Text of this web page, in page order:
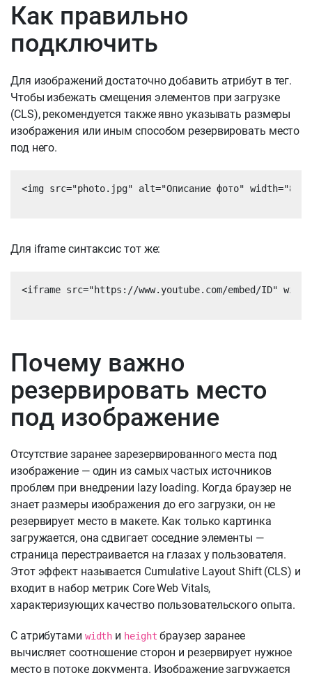
Как правильно
подключить
Для изображений достаточно добавить атрибут в тег.
Чтобы избежать смещения элементов при загрузке
(CLS), рекомендуется также явно указывать размеры
изображения или иным способом резервировать место
под него.
<img src="photo.jpg" alt="Описание фото"
Для iframe синтаксис тот же:
<iframe src="https://www.youtube.com/embed/ID"
Почему важно
резервировать место
под изображение
Отсутствие заранее зарезервированного места под
изображение — один из самых частых источников
проблем при внедрении lazy loading. Когда браузер не
знает размеры изображения до его загрузки, он не
резервирует место в макете. Как только картинка
загружается, она сдвигает соседние элементы —
страница перестраивается на глазах у пользователя.
Этот эффект называется Cumulative Layout Shift (CLS) и
входит в набор метрик Core Web Vitals,
характеризующих качество пользовательского опыта.
С атрибутами width и height браузер заранее
вычисляет соотношение сторон и резервирует нужное
место в потоке документа. Изображение загружается